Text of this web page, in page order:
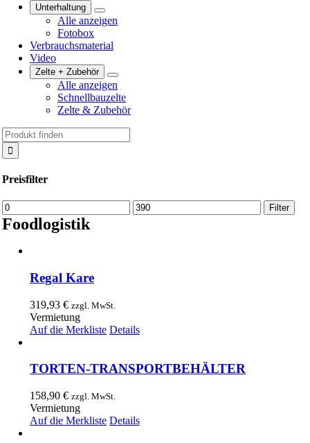
Unterhaltung
Alle anzeigen
Fotobox
Verbrauchsmaterial
Video
Zelte + Zubehör
Alle anzeigen
Schnellbauzelte
Zelte & Zubehör
Suche
nach:
Preisfilter
Min.
Preis
Max.
Preis
Filter
Foodlogistik
Regal Kare
319,93 € zzgl. MwSt.
Vermietung
Auf die Merkliste Details
TORTEN-TRANSPORTBEHÄLTER
158,90 € zzgl. MwSt.
Vermietung
Auf die Merkliste Details